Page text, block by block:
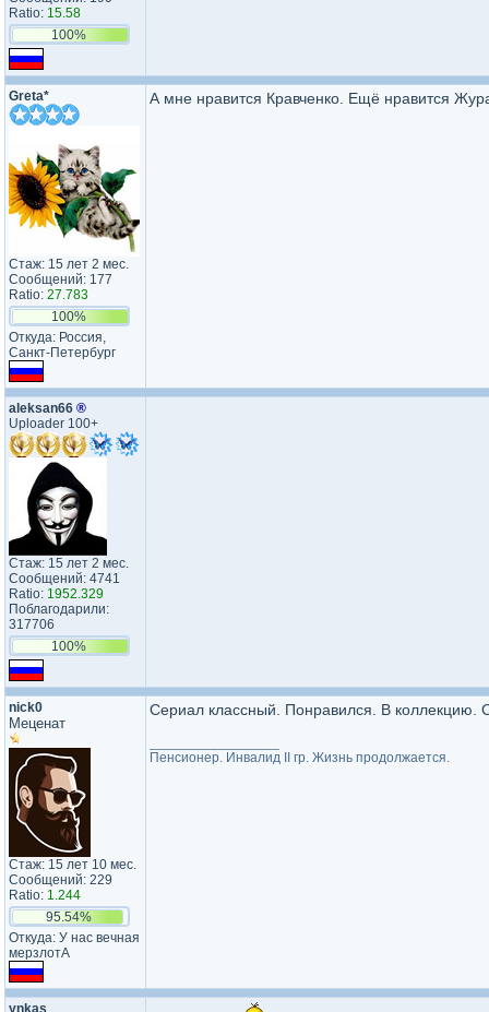
Ratio: 15.58
100%
Greta*
Стаж: 15 лет 2 мес.
Сообщений: 177
Ratio: 27.783
100%
Откуда: Россия,
Санкт-Петербург
А мне нравится Кравченко. Ещё нравится
aleksan66 ®
Uploader 100+
Стаж: 15 лет 2 мес.
Сообщений: 4741
Ratio: 1952.329
Поблагодарили:
317706
100%
nick0
Меценат
Стаж: 15 лет 10 мес.
Сообщений: 229
Ratio: 1.244
95.54%
Откуда: У нас вечная
мерзлотА
Сериал классный. Понравился. В коллекцию.
Пенсионер. Инвалид II гр. Жизнь продолжается.
ynkas